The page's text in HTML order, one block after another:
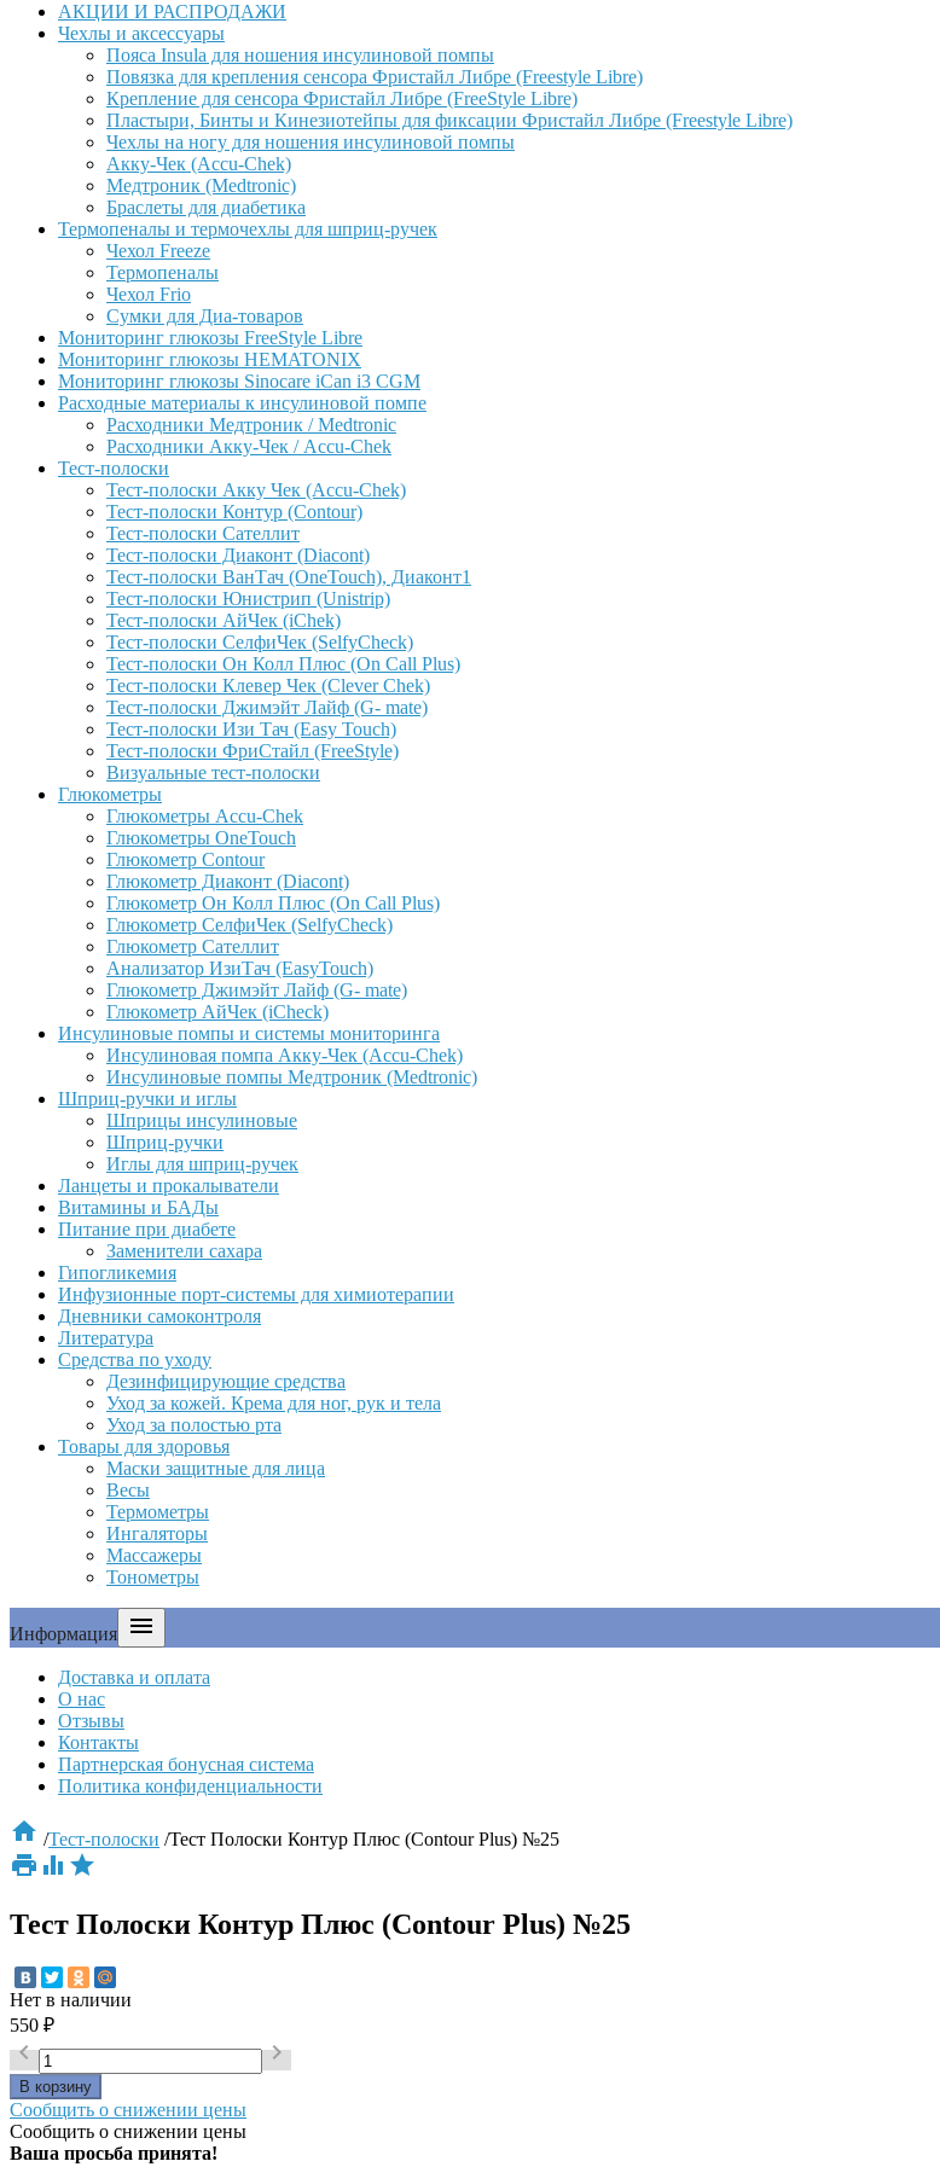
АКЦИИ И РАСПРОДАЖИ
Чехлы и аксессуары
Пояса Insula для ношения инсулиновой помпы
Повязка для крепления сенсора Фристайл Либре (Freestyle Libre)
Крепление для сенсора Фристайл Либре (FreeStyle Libre)
Пластыри, Бинты и Кинезиотейпы для фиксации Фристайл Либре (Freestyle Libre)
Чехлы на ногу для ношения инсулиновой помпы
Акку-Чек (Accu-Chek)
Медтроник (Medtronic)
Браслеты для диабетика
Термопеналы и термочехлы для шприц-ручек
Чехол Freeze
Термопеналы
Чехол Frio
Сумки для Диа-товаров
Мониторинг глюкозы FreeStyle Libre
Мониторинг глюкозы HEMATONIX
Мониторинг глюкозы Sinocare iCan i3 CGM
Расходные материалы к инсулиновой помпе
Расходники Медтроник / Medtronic
Расходники Акку-Чек / Accu-Chek
Тест-полоски
Тест-полоски Акку Чек (Accu-Chek)
Тест-полоски Контур (Contour)
Тест-полоски Сателлит
Тест-полоски Диаконт (Diacont)
Тест-полоски ВанТач (OneTouch), Диаконт1
Тест-полоски Юнистрип (Unistrip)
Тест-полоски АйЧек (iChek)
Тест-полоски СелфиЧек (SelfyCheck)
Тест-полоски Он Колл Плюс (On Call Plus)
Тест-полоски Клевер Чек (Clever Chek)
Тест-полоски Джимэйт Лайф (G- mate)
Тест-полоски Изи Тач (Easy Touch)
Тест-полоски ФриCтайл (FreeStyle)
Визуальные тест-полоски
Глюкометры
Глюкометры Accu-Сhek
Глюкометры OneTouch
Глюкометр Contour
Глюкометр Диаконт (Diacont)
Глюкометр Он Колл Плюс (On Call Plus)
Глюкометр СелфиЧек (SelfyCheck)
Глюкометр Сателлит
Анализатор ИзиТач (EasyTouch)
Глюкометр Джимэйт Лайф (G- mate)
Глюкометр АйЧек (iCheck)
Инсулиновые помпы и системы мониторинга
Инсулиновая помпа Акку-Чек (Accu-Chek)
Инсулиновые помпы Медтроник (Medtronic)
Шприц-ручки и иглы
Шприцы инсулиновые
Шприц-ручки
Иглы для шприц-ручек
Ланцеты и прокалыватели
Витамины и БАДы
Питание при диабете
Заменители сахара
Гипогликемия
Инфузионные порт-системы для химиотерапии
Дневники самоконтроля
Литература
Средства по уходу
Дезинфицирующие средства
Уход за кожей. Крема для ног, рук и тела
Уход за полостью рта
Товары для здоровья
Маски защитные для лица
Весы
Термометры
Ингаляторы
Массажеры
Тонометры
Информация 
Доставка и оплата
О нас
Отзывы
Контакты
Партнерская бонусная система
Политика конфиденциальности
 /Тест-полоски /Тест Полоски Контур Плюс (Contour Plus) №25
  
Тест Полоски Контур Плюс (Contour Plus) №25
Нет в наличии
550 ₽
 
Сообщить о снижении цены
Сообщить о снижении цены
Ваша просьба принята!